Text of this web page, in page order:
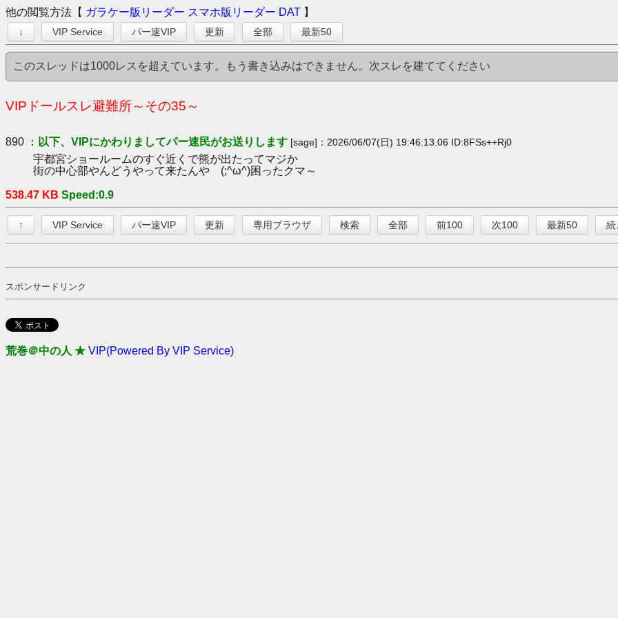
他の閲覧方法【 ガラケー版リーダー スマホ版リーダー DAT 】
↓ VIP Service パー速VIP 更新 全部 最新50
このスレッドは1000レスを超えています。もう書き込みはできません。次スレを建ててください
VIPドールスレ避難所～その35～
890 ： 以下、VIPにかわりましてパー速民がお送りします [sage]：2026/06/07(日) 19:46:13.06 ID:8FSs++Rj0
宇都宮ショールームのすぐ近くで熊が出たってマジか
街の中心部やんどうやって来たんや (;^ω^)困ったクマ～
538.47 KB Speed:0.9
↑ VIP Service パー速VIP 更新 専用ブラウザ 検索 全部 前100 次100 最新50 続
スポンサードリンク
荒巻＠中の人 ★ VIP(Powered By VIP Service)